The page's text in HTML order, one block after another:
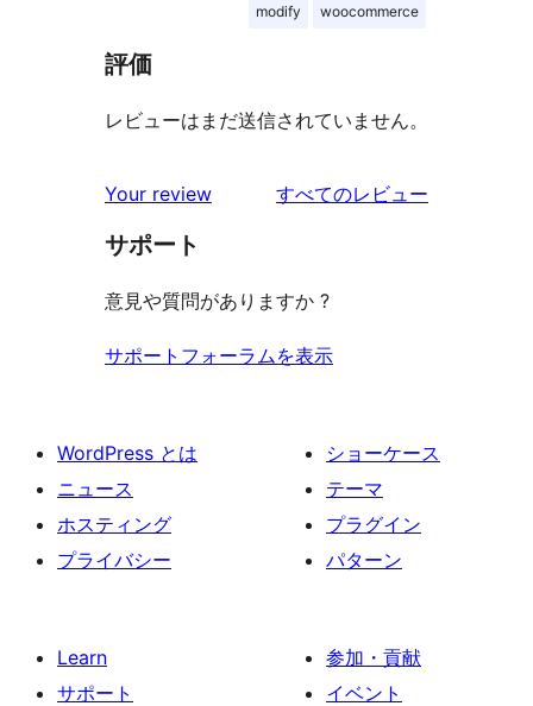
modify woocommerce
評価
レビューはまだ送信されていません。
Your review すべてのレビュー
サポート
意見や質問がありますか ?
サポートフォーラムを表示
WordPress とは
ニュース
ホスティング
プライバシー
ショーケース
テーマ
プラグイン
パターン
Learn
サポート
参加・貢献
イベント